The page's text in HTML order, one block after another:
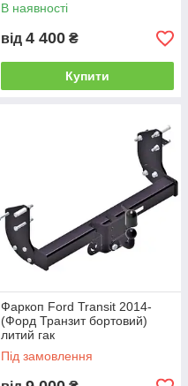
В наявності
від 4 400 ₴
Купити
Фаркоп Ford Transit 2014-
(Форд Транзит бортовий)
литий гак
Під замовлення